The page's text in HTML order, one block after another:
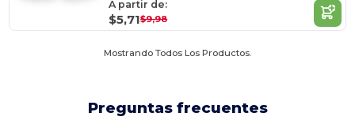
A partir de:
$5,71$9,98
Mostrando Todos Los Productos.
Preguntas frecuentes